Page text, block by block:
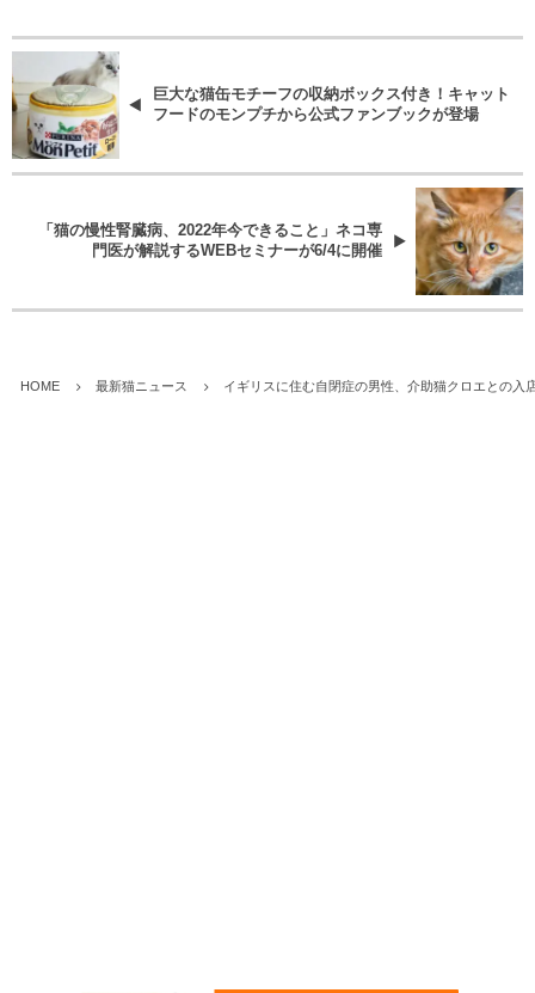
巨大な猫缶モチーフの収納ボックス付き！キャット
フードのモンプチから公式ファンブックが登場
「猫の慢性腎臓病、2022年今できること」ネコ専
門医が解説するWEBセミナーが6/4に開催
HOME 最新猫ニュース イギリスに住む自閉症の男性、介助猫クロエとの入